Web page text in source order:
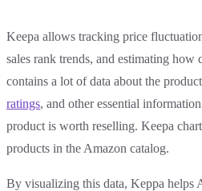
Keepa allows tracking price
sales rank trends, and estimating
contains a lot of data about the
ratings, and other essential
product is worth reselling. Keepa
products in the Amazon catalog.
By visualizing this data, Keppa helps